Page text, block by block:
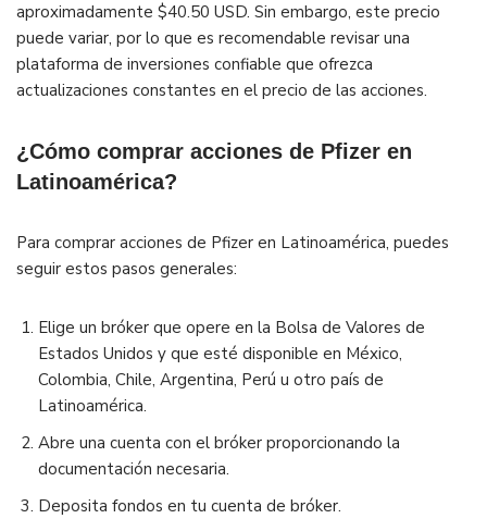
aproximadamente $40.50 USD. Sin embargo, este precio
puede variar, por lo que es recomendable revisar una
plataforma de inversiones confiable que ofrezca
actualizaciones constantes en el precio de las acciones.
¿Cómo comprar acciones de Pfizer en
Latinoamérica?
Para comprar acciones de Pfizer en Latinoamérica, puedes
seguir estos pasos generales:
Elige un bróker que opere en la Bolsa de Valores de
Estados Unidos y que esté disponible en México,
Colombia, Chile, Argentina, Perú u otro país de
Latinoamérica.
Abre una cuenta con el bróker proporcionando la
documentación necesaria.
Deposita fondos en tu cuenta de bróker.